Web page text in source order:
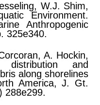
W.J. Shim,
Environment.
Anthropogenic
325e340.
A. Hockin,
and
along shorelines
America, J. Gt.
288e299.